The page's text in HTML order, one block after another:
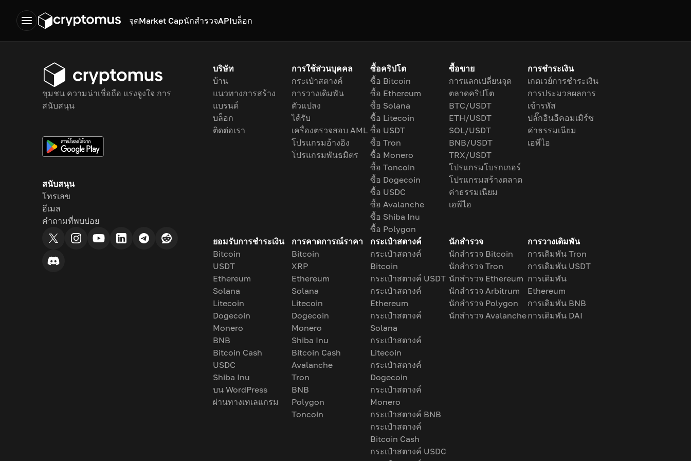
จุดMarket CapนักสำรวจAPIบล็อก
ชุมชน ความน่าเชื่อถือ แรงจูงใจ การ
สนับสนุน
สนับสนุน
โทรเลข
อีเมล
คำถามที่พบบ่อย
บริษัท
บ้าน
แนวทางการสร้าง
แบรนด์
บล็อก
ติดต่อเรา
การใช้ส่วนบุคคล
กระเป๋าสตางค์
การวางเดิมพัน
ตัวแปลง
ได้รับ
เครื่องตรวจสอบ AML
โปรแกรมอ้างอิง
โปรแกรมพันธมิตร
ซื้อคริปโต
ซื้อ Bitcoin
ซื้อ Ethereum
ซื้อ Solana
ซื้อ Litecoin
ซื้อ USDT
ซื้อ Tron
ซื้อ Monero
ซื้อ Toncoin
ซื้อ Dogecoin
ซื้อ USDC
ซื้อ Avalanche
ซื้อ Shiba Inu
ซื้อ Polygon
ซื้อขาย
การแลกเปลี่ยนจุด
ตลาดคริปโต
BTC/USDT
ETH/USDT
SOL/USDT
BNB/USDT
TRX/USDT
โปรแกรมโบรกเกอร์
โปรแกรมสร้างตลาด
ค่าธรรมเนียม
เอพีไอ
การชำระเงิน
เกตเวย์การชำระเงิน
การประมวลผลการ
เข้ารหัส
ปลั๊กอินอีคอมเมิร์ซ
ค่าธรรมเนียม
เอพีไอ
ยอมรับการชำระเงิน
Bitcoin
USDT
Ethereum
Solana
Litecoin
Dogecoin
Monero
BNB
Bitcoin Cash
USDC
Shiba Inu
บน WordPress
ผ่านทางเทเลแกรม
การคาดการณ์ราคา
Bitcoin
XRP
Ethereum
Solana
Litecoin
Dogecoin
Monero
Shiba Inu
Bitcoin Cash
Avalanche
Tron
BNB
Polygon
Toncoin
กระเป๋าสตางค์
กระเป๋าสตางค์
Bitcoin
กระเป๋าสตางค์ USDT
กระเป๋าสตางค์
Ethereum
กระเป๋าสตางค์
Solana
กระเป๋าสตางค์
Litecoin
กระเป๋าสตางค์
Dogecoin
กระเป๋าสตางค์
Monero
กระเป๋าสตางค์ BNB
กระเป๋าสตางค์
Bitcoin Cash
กระเป๋าสตางค์ USDC
นักสำรวจ
นักสำรวจ Bitcoin
นักสำรวจ Tron
นักสำรวจ Ethereum
นักสำรวจ Arbitrum
นักสำรวจ Polygon
นักสำรวจ Avalanche
การวางเดิมพัน
การเดิมพัน Tron
การเดิมพัน USDT
การเดิมพัน
Ethereum
การเดิมพัน BNB
การเดิมพัน DAI